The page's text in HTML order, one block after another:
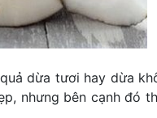
dừa tươi hay dừa
nhưng bên cạnh đó